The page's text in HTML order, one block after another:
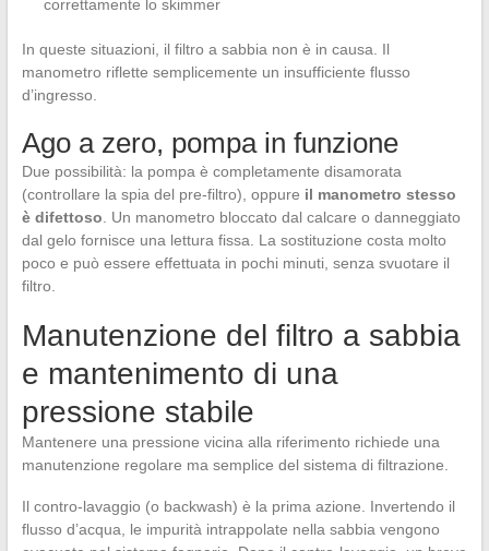
correttamente lo skimmer
In queste situazioni, il filtro a sabbia non è in causa. Il
manometro riflette semplicemente un insufficiente flusso
d’ingresso.
Ago a zero, pompa in funzione
Due possibilità: la pompa è completamente disamorata
(controllare la spia del pre-filtro), oppure il manometro stesso
è difettoso . Un manometro bloccato dal calcare o danneggiato
dal gelo fornisce una lettura fissa. La sostituzione costa molto
poco e può essere effettuata in pochi minuti, senza svuotare il
filtro.
Manutenzione del filtro a sabbia
e mantenimento di una
pressione stabile
Mantenere una pressione vicina alla riferimento richiede una
manutenzione regolare ma semplice del sistema di filtrazione.
Il contro-lavaggio (o backwash) è la prima azione. Invertendo il
flusso d’acqua, le impurità intrappolate nella sabbia vengono